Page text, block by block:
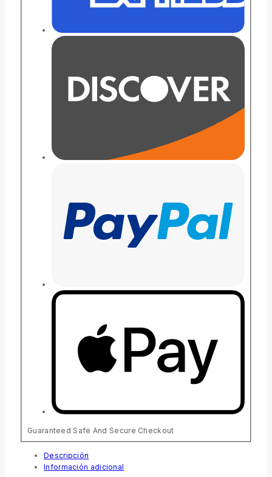
Guaranteed Safe And Secure Checkout
Descripción
Información adicional